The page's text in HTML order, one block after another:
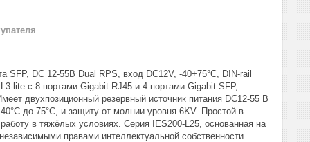
DC 12-55В Dual RPS, вход DC12V, -40+75°C, DIN-rail
lite с 8 портами Gigabit RJ45 и 4 портами Gigabit SFP,
двухпозиционный резервный источник питания DC12-55 В
до 75°C, и защиту от молнии уровня 6KV. Простой в
в тяжёлых условиях. Серия IES200-L25, основанная на
правами интеллектуальной собственности